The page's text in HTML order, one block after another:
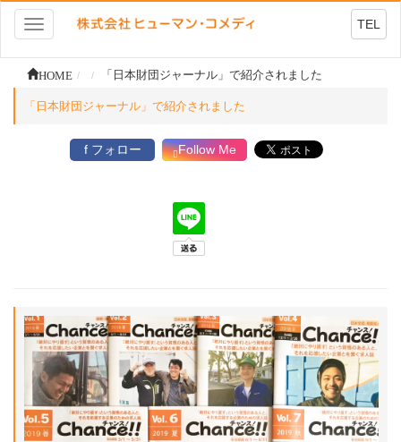
Toggle
navigation
TEL
HOME 「日本財団ジャーナル」で紹介されました
「日本財団ジャーナル」で紹介されました
f フォロー Follow Me